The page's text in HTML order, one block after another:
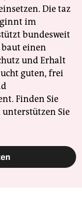
Die taz
im
bundesweit
einen
und Erhalt
guten, frei
Finden Sie
unterstützen Sie